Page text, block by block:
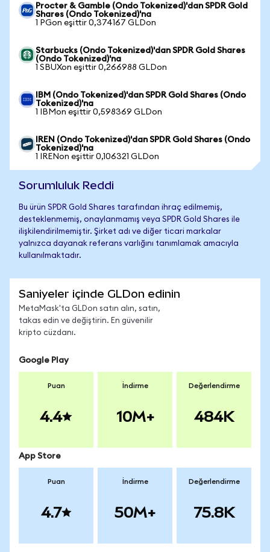
Procter & Gamble (Ondo Tokenized)'dan SPDR Gold
Shares (Ondo Tokenized)'na
1 PGon eşittir 0,374167 GLDon
Starbucks (Ondo Tokenized)'dan SPDR Gold Shares
(Ondo Tokenized)'na
1 SBUXon eşittir 0,266988 GLDon
IBM (Ondo Tokenized)'dan SPDR Gold Shares (Ondo
Tokenized)'na
1 IBMon eşittir 0,598369 GLDon
IREN (Ondo Tokenized)'dan SPDR Gold Shares (Ondo
Tokenized)'na
1 IRENon eşittir 0,106321 GLDon
Sorumluluk Reddi
Bu ürün SPDR Gold Shares tarafından ihraç edilmemiş,
desteklenmemiş, onaylanmamış veya SPDR Gold Shares ile
ilişkilendirilmemiştir. Şirket adı ve diğer ticari markalar
yalnızca dayanak referans varlığını tanımlamak amacıyla
kullanılmaktadır.
Saniyeler içinde GLDon edinin
MetaMask'ta GLDon satın alın, satın,
takas edin ve değiştirin. En güvenilir
kripto cüzdanı.
Google Play
Puan
4.4
İndirme
10M+
Değerlendirme
484K
App Store
Puan
4.7
İndirme
50M+
Değerlendirme
75.8K